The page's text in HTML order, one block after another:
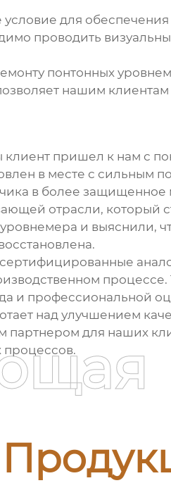
условие для
проводить
понтонных
нашим
пришел к нам с
в месте с сильным
в более
отрасли, который
уровнемера и выяснили,
процессе.
и профессиональной
над улучшением
для наших